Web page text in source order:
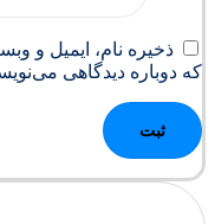
ذخیره نام، ایمیل و
که دوباره دیدگاهی